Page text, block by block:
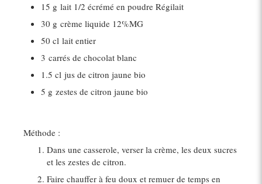
15 g lait 1/2 écrémé en poudre Régilait
30 g crème liquide 12%MG
50 cl lait entier
3 carrés de chocolat blanc
1.5 cl jus de citron jaune bio
5 g zestes de citron jaune bio
Méthode :
Dans une casserole, verser la crème, les deux sucres
et les zestes de citron.
Faire chauffer à feu doux et remuer de temps en